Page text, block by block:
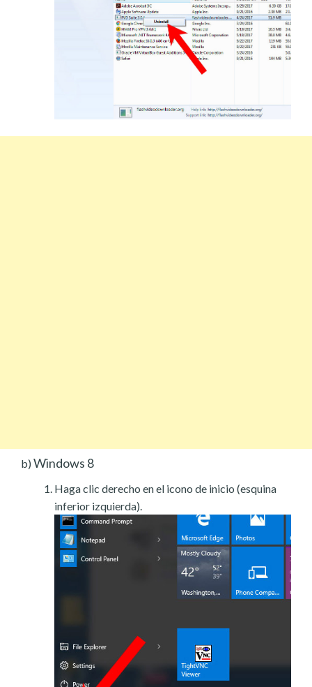
b) Windows 8
Haga clic derecho en el icono de inicio (esquina
inferior izquierda).